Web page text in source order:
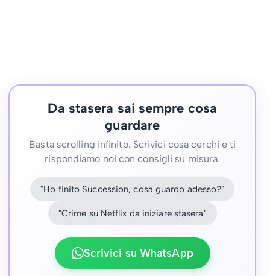
Da stasera sai sempre cosa
guardare
Basta scrolling infinito. Scrivici cosa cerchi e ti
rispondiamo noi con consigli su misura.
"Ho finito Succession, cosa guardo adesso?"
"Crime su Netflix da iniziare stasera"
Scrivici su WhatsApp